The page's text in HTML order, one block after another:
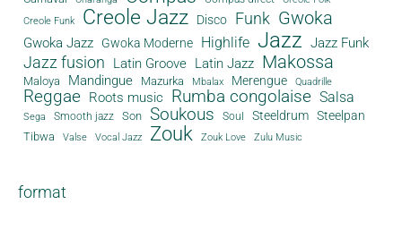
Creole Funk
Creole Jazz Disco Funk Gwoka
Gwoka Jazz Gwoka Moderne Highlife Jazz Jazz Funk
Jazz fusion Latin Groove Latin Jazz Makossa
Maloya Mandingue Mazurka Mbalax Merengue Quadrille
Reggae Roots music Rumba congolaise Salsa
Sega Smooth jazz Son Soukous Soul Steeldrum Steelpan
Tibwa Valse Vocal Jazz Zouk Zouk Love Zulu Music
format